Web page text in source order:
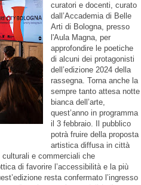
curatori e docenti, curato
dall’Accademia di Belle
Arti di Bologna, presso
l'Aula Magna, per
approfondire le poetiche
di alcuni dei protagonisti
dell’edizione 2024 della
rassegna. Torna anche la
sempre tanto attesa notte
bianca dell’arte,
quest’anno in programma
il 3 febbraio. Il pubblico
potrà fruire della proposta
artistica diffusa in città
e commerciali che
di favorire l’accessibilità e la più
resta confermato l’ingresso